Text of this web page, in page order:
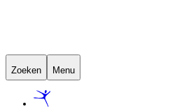
Zoeken Menu